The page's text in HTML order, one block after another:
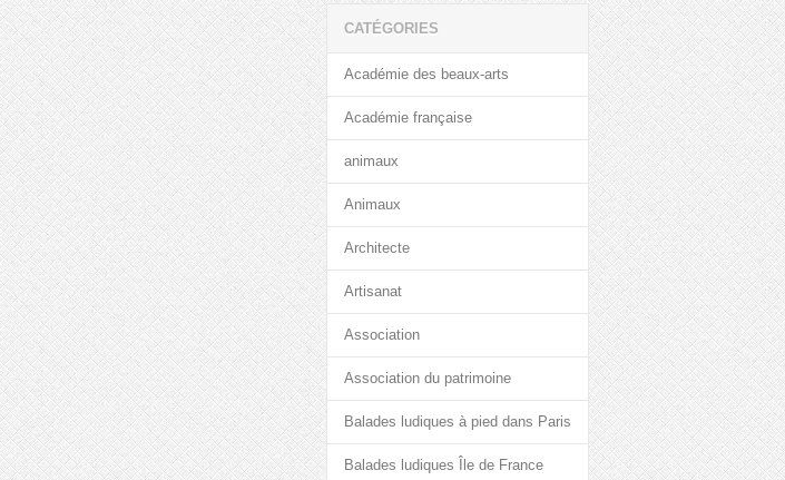
CATÉGORIES
Académie des beaux-arts
Académie française
animaux
Animaux
Architecte
Artisanat
Association
Association du patrimoine
Balades ludiques à pied dans Paris
Balades ludiques Île de France